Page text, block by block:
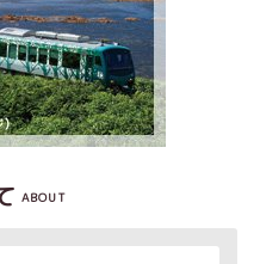
ABOUT